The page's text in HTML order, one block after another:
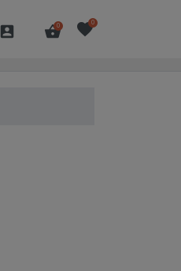
account_box shopping_basket
0 favorite0